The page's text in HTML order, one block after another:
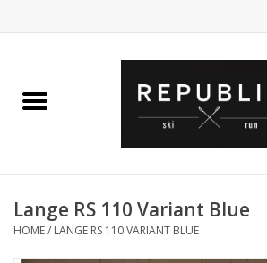
Bagage
Lange RS 110 Variant Blue
HOME/ LANGE RS 110 VARIANT BLUE